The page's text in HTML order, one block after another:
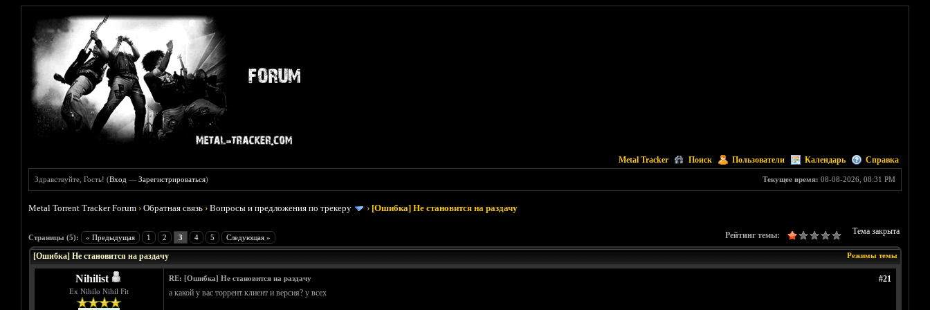
Metal Tracker Поиск Пользователи Календарь Справка
Текущее время: 08-08-2026, 08:31 PM
Здравствуйте, Гость! (Вход —Зарегистрироваться)
Metal Torrent Tracker Forum ›Обратная связь ›Вопросы и предложения по трекеру › [Ошибка] Не становится на раздачу
Страницы (5): « Предыдущая 1 2 3 4 5 Следующая »
Тема закрыта
Рейтинг темы:
Голосов: 1 - Средняя оценка: 1
1
2
3
4
5
Режимы темы
[Ошибка] Не становится на раздачу
Nihilist
Ex Nihilo Nihil Fit
#21
RE: [Ошибка] Не становится на раздачу
а какой у вас торрент клиент и версия? у всех